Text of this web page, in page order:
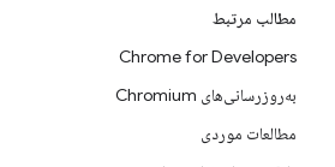
مطالب مرتبط
Chrome for Developers
به‌روزرسانی‌های Chromium
مطالعات موردی